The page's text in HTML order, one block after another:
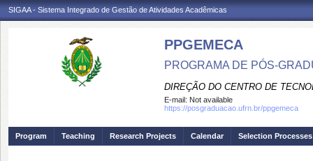
SIGAA - Sistema Integrado de Gestão de Atividades Acadêmicas
PPGEMECA
PROGRAMA DE PÓS-
DIREÇÃO DO CENTRO DE
E-mail: Not available
https://posgraduacao.ufrn.br/ppgemeca
Program Teaching Research Projects Calendar Selection Processes